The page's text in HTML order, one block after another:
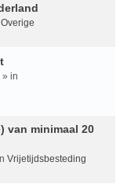
Overige
» in
van minimaal 20
Vrijetijdsbesteding